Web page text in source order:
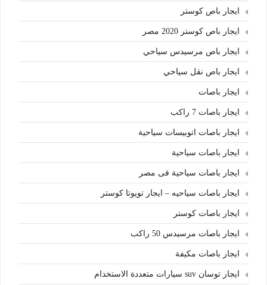
ايجار باص كوستر
ايجار باص كوستر 2020 مصر
ايجار باص مرسيدس سياحي
ايجار باص نقل سياحي
ايجار باصات
ايجار باصات 7 راكب
ايجار باصات اتوبيسات سياحية
ايجار باصات سياحية
ايجار باصات سياحية فى مصر
ايجار باصات سياحيه – ايجار تويوتا كوستر
ايجار باصات كوستر
ايجار باصات مرسيدس 50 راكب
ايجار باصات مكيفة
ايجار توسان suv سيارات متعددة الاستخدام